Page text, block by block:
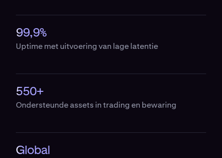
99,9%
Uptime met uitvoering van lage latentie
550+
Ondersteunde assets in trading en bewaring
Global